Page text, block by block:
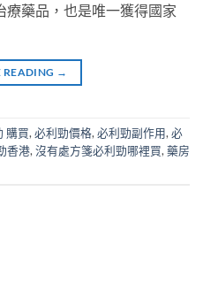
療藥品，也是唯一獲得國家
READING →
購買, 必利勁價格, 必利勁副作用, 必
香港, 沒有處方箋必利勁哪裡買, 藥房